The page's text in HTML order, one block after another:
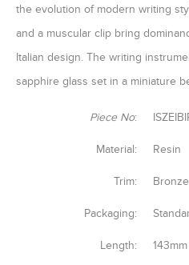
the evolution of modern writing
and a muscular clip bring
Italian design. The writing
sapphire glass set in a miniature
Piece No:
Material: Resin
Trim: Bronze
Packaging:
Length: 143mm